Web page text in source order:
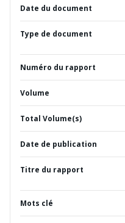
Date du document
Type de document
Numéro du rapport
Volume
Total Volume(s)
Date de publication
Titre du rapport
Mots clé